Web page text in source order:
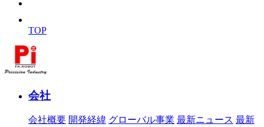
TOP
会社
会社概要 開発経緯 グローバル事業 最新ニュース 最新